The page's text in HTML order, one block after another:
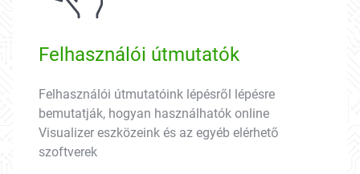
Felhasználói útmutatók
Felhasználói útmutatóink lépésről lépésre
bemutatják, hogyan használhatók online
Visualizer eszközeink és az egyéb elérhető
szoftverek